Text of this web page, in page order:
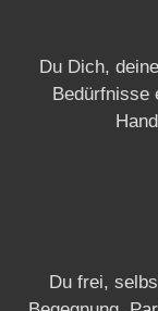
Du Dich,
Bedürfnisse
Du frei,